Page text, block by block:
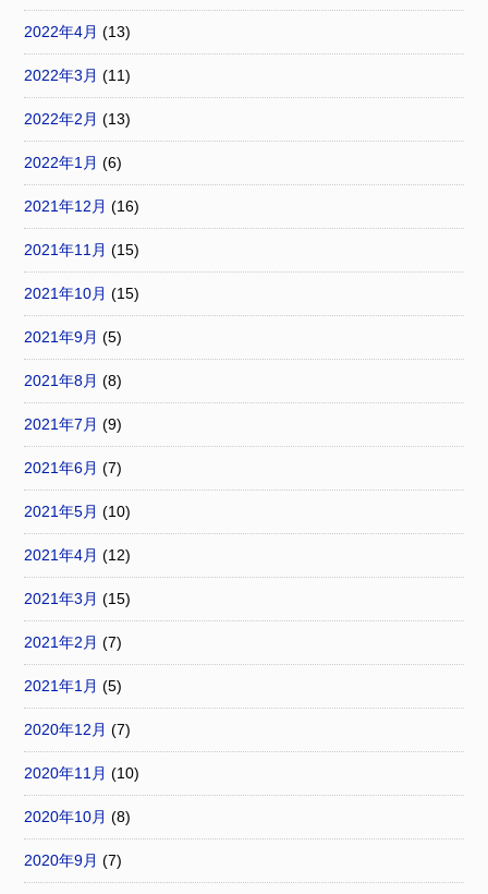
2022年4月 (13)
2022年3月 (11)
2022年2月 (13)
2022年1月 (6)
2021年12月 (16)
2021年11月 (15)
2021年10月 (15)
2021年9月 (5)
2021年8月 (8)
2021年7月 (9)
2021年6月 (7)
2021年5月 (10)
2021年4月 (12)
2021年3月 (15)
2021年2月 (7)
2021年1月 (5)
2020年12月 (7)
2020年11月 (10)
2020年10月 (8)
2020年9月 (7)